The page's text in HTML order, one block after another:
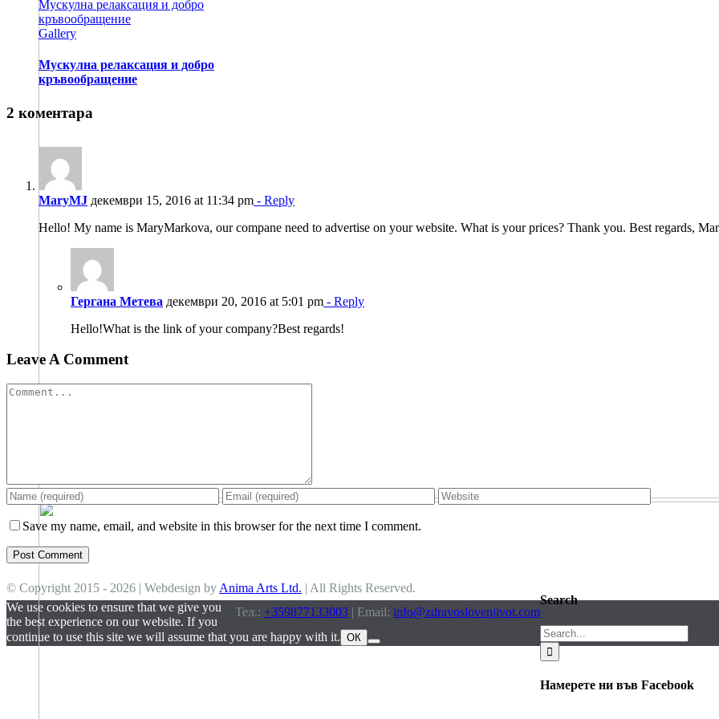
Мускулна релаксация и добро
кръвообращение
Gallery
Мускулна релаксация и добро
кръвообращение
2 коментара
MaryMJ декември 15, 2016 at 11:34 pm - Reply
Hello! My name is MaryMarkova, our compane need to advertise on your website. What is your prices? Thank you. Best regards,
Гергана Метева декември 20, 2016 at 5:01 pm - Reply
Hello!What is the link of your company?Best regards!
Leave A Comment
Comment
Save my name, email, and website in this browser for the next time I comment.
Search
Search
for:
Намерете ни във Facebook
© Copyright 2015 - 2026 | Webdesign by Anima Arts Ltd. | All Rights Reserved.
Тел.: +359877133003 | Email: info@zdravoslovenjivot.com
We use cookies to ensure that we give you
the best experience on our website. If you
continue to use this site we will assume that you are happy with it. ОК